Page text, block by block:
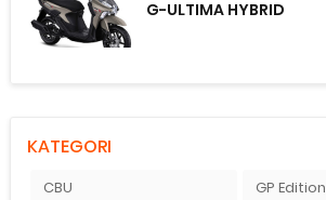
G-ULTIMA HYBRID
KATEGORI
CBU
GP Edition